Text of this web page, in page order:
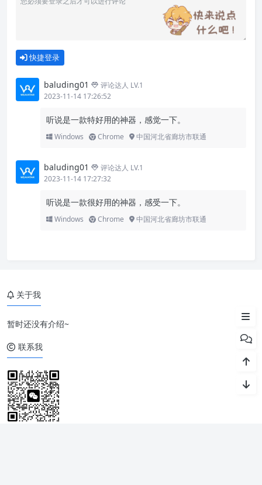
快捷登录
baluding01
评论达人 LV.1
2023-11-14 17:26:52
听说是一款特好用的神器，感觉一下。
Windows Chrome 中国河北省廊坊市联通
baluding01
评论达人 LV.1
2023-11-14 17:27:32
听说是一款很好用的神器，感受一下。
Windows Chrome 中国河北省廊坊市联通
关于我
暂时还没有介绍~
联系我